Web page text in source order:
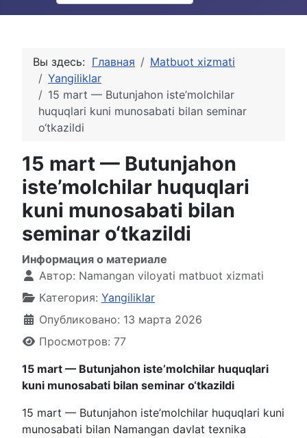
Вы здесь: Главная
Matbuot xizmati
Yangiliklar
15 mart — Butunjahon iste’molchilar
huquqlari kuni munosabati bilan seminar
o‘tkazildi
15 mart — Butunjahon
iste’molchilar huquqlari
kuni munosabati bilan
seminar o‘tkazildi
Информация о материале
Автор: Namangan viloyati matbuot xizmati
Категория: Yangiliklar
Опубликовано: 13 марта 2026
Просмотров: 77
15 mart — Butunjahon iste’molchilar huquqlari
kuni munosabati bilan seminar o‘tkazildi
15 mart — Butunjahon iste’molchilar huquqlari kuni
munosabati bilan Namangan davlat texnika